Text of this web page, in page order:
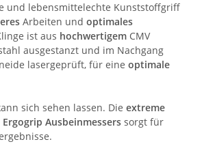
und lebensmittelechte Kunststoffgriff
Arbeiten und optimales
ist aus hochwertigem CMV
ausgestanzt und im Nachgang
lasergeprüft, für eine optimale
sich sehen lassen. Die extreme
Ergogrip Ausbeinmessers sorgt für